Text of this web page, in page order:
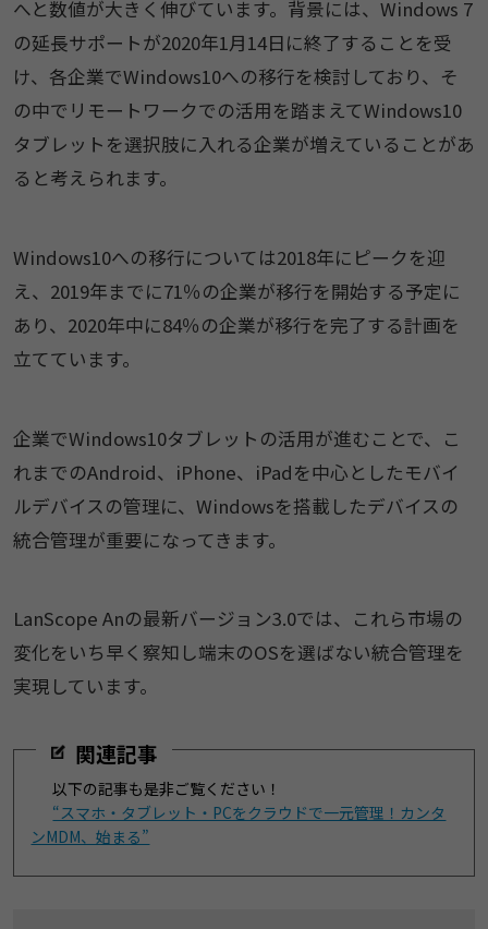
へと数値が大きく伸びています。背景には、Windows 7
の延長サポートが2020年1月14日に終了することを受
け、各企業でWindows10への移行を検討しており、そ
の中でリモートワークでの活用を踏まえてWindows10
タブレットを選択肢に入れる企業が増えていることがあ
ると考えられます。
Windows10への移行については2018年にピークを迎
え、2019年までに71％の企業が移行を開始する予定に
あり、2020年中に84％の企業が移行を完了する計画を
立てています。
企業でWindows10タブレットの活用が進むことで、こ
れまでのAndroid、iPhone、iPadを中心としたモバイ
ルデバイスの管理に、Windowsを搭載したデバイスの
統合管理が重要になってきます。
LanScope Anの最新バージョン3.0では、これら市場の
変化をいち早く察知し端末のOSを選ばない統合管理を
実現しています。
関連記事
以下の記事も是非ご覧ください！
“スマホ・タブレット・PCをクラウドで一元管理！カンタ
ンMDM、始まる”